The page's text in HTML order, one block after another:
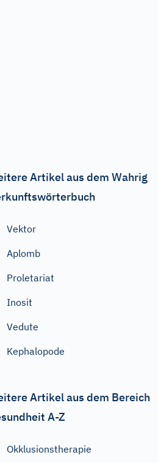
Artikel aus dem Wahrig
Vektor
Aplomb
Proletariat
Inosit
Vedute
Kephalopode
Artikel aus dem Bereich
A-Z
Okklusionstherapie